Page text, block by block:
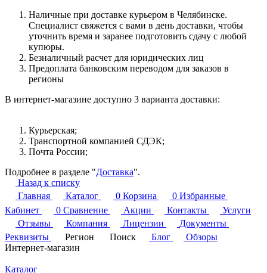
Наличные при доставке курьером в Челябинске.
Специалист свяжется с вами в день доставки, чтобы
уточнить время и заранее подготовить сдачу с любой
купюры.
Безналичный расчет для юридических лиц
Предоплата банковским переводом для заказов в
регионы
В интернет-магазине доступно 3 варианта доставки:
Курьерская;
Транспортной компанией СДЭК;
Почта России;
Подробнее в разделе "Доставка".
Назад к списку
Главная
Каталог 0 Корзина 0 Избранные
Кабинет
0 Сравнение Акции Контакты
Услуги
Отзывы
Компания Лицензии
Документы
Реквизиты
Регион Поиск Блог
Обзоры
Интернет-магазин
Каталог